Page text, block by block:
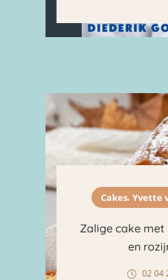
Cakes,Yvette
Zalige cake met
en
02 04